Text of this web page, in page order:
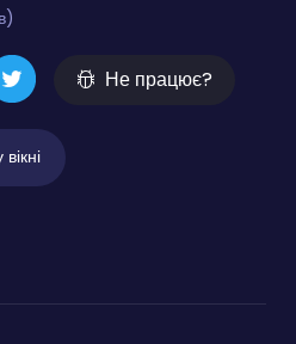
Не працює?